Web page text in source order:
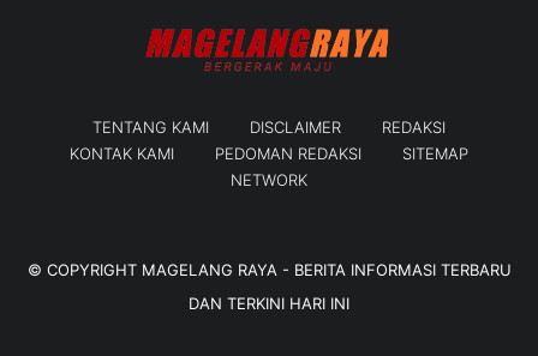
TENTANG KAMI DISCLAIMER
REDAKSI
KONTAK KAMI
PEDOMAN REDAKSI
SITEMAP
NETWORK
© COPYRIGHT MAGELANG RAYA - BERITA INFORMASI TERBARU
DAN TERKINI HARI INI